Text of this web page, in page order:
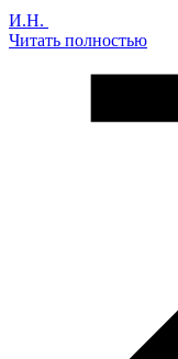
И.Н.
Читать полностью